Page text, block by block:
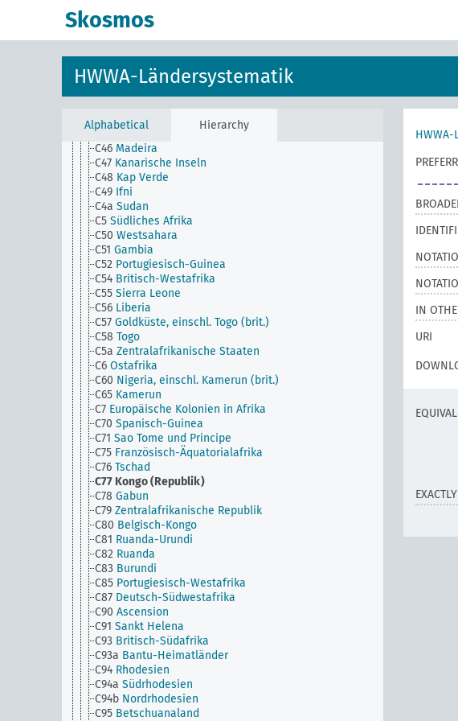
Skosmos
HWWA-Ländersystematik
Alphabetical Hierarchy
C33 Elfenbeinküste
C36 Französisch-Guinea
Elfenbeinküste, Mauretanien
C4 Zentralafrika
C45
C46 Madeira
C47 Kanarische Inseln
C48 Kap Verde
C49 Ifni
C4a Sudan
C5 Südliches Afrika
C50 Westsahara
C51 Gambia
C52 Portugiesisch-Guinea
C54 Britisch-Westafrika
C55 Sierra Leone
C56 Liberia
C57 Goldküste, einschl. Togo (brit.)
C58 Togo
C5a Zentralafrikanische Staaten
C6 Ostafrika
C60 Nigeria, einschl. Kamerun (brit.)
C65 Kamerun
C7 Europäische Kolonien in Afrika
C70 Spanisch-Guinea
C71 Sao Tome und Principe
C75 Französisch-Äquatorialafrika
C76 Tschad
C77 Kongo (Republik)
C78 Gabun
C79 Zentralafrikanische Republik
C80 Belgisch-Kongo
C81 Ruanda-Urundi
C82 Ruanda
C83 Burundi
C85 Portugiesisch-Westafrika
C87 Deutsch-Südwestafrika
C90 Ascension
C91 Sankt Helena
C93 Britisch-Südafrika
C93a Bantu-Heimatländer
C94 Rhodesien
C94a Südrhodesien
C94b Nordrhodesien
C95 Betschuanaland
IN
URI